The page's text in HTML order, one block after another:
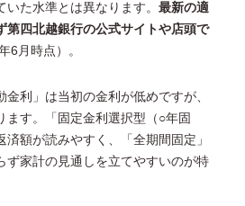
た水準とは異なります。 最新の適
第四北越銀行の公式サイトや店頭で
6月時点）。
金利」は当初の金利が低めですが、
ます。「固定金利選択型（○年固
額が読みやすく、「全期間固定」
ず家計の見通しを立てやすいのが特